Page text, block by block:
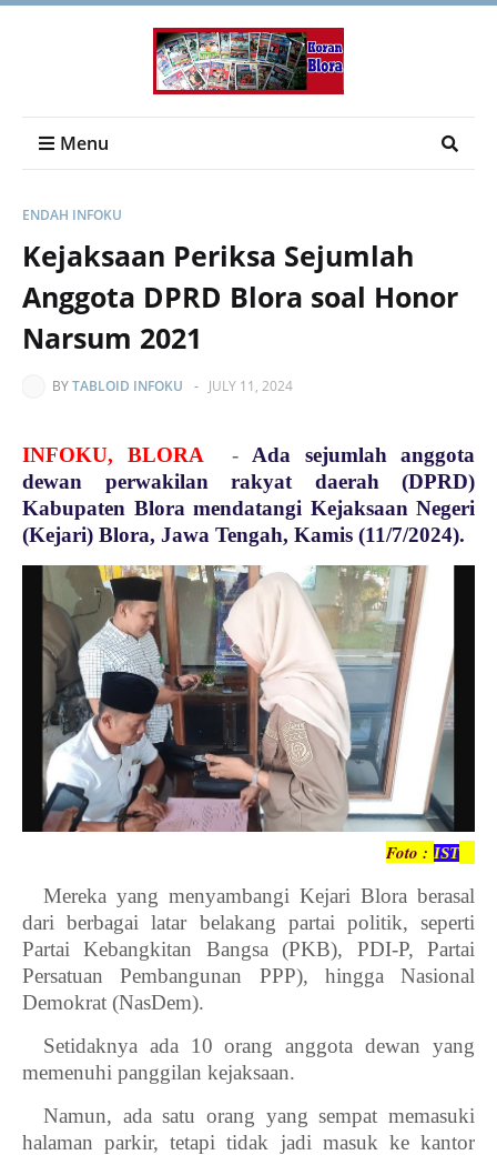
Menu
ENDAH INFOKU
Kejaksaan Periksa Sejumlah
Anggota DPRD Blora soal Honor
Narsum 2021
BYTABLOID INFOKU - JULY 11, 2024
INFOKU, BLORA - Ada sejumlah anggota
dewan perwakilan rakyat daerah (DPRD)
Kabupaten Blora mendatangi Kejaksaan Negeri
(Kejari) Blora, Jawa Tengah, Kamis (11/7/2024).
Foto : IST
Mereka yang menyambangi Kejari Blora berasal
dari berbagai latar belakang partai politik, seperti
Partai Kebangkitan Bangsa (PKB), PDI-P, Partai
Persatuan Pembangunan PPP), hingga Nasional
Demokrat (NasDem).
Setidaknya ada 10 orang anggota dewan yang
memenuhi panggilan kejaksaan.
Namun, ada satu orang yang sempat memasuki
halaman parkir, tetapi tidak jadi masuk ke kantor